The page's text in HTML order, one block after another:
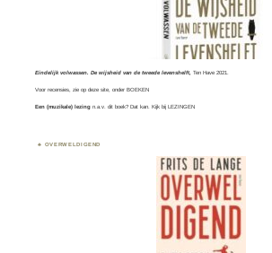
Eindelijk volwassen. De wijsheid van de tweede levenshelft, Ten Have 2021.
Voor recensies, zie op deze site, onderBOEKEN
Een (muzikale) lezing n.a.v. dit boek? Dat kan. Kijk bijLEZINGEN
OVERWELDIGEND